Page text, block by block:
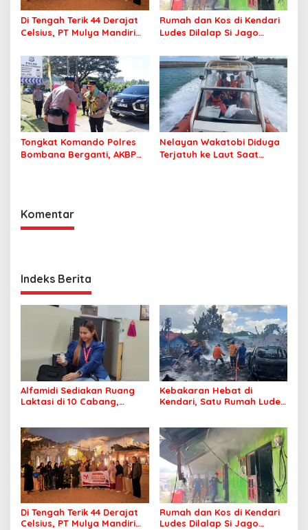
Di Tengah Terik 44 Derajat
Celsius, PT Mulya Mandiri
Jamaah Tetap Sehat dan
Nyaman Beribadah
Rumah dan Kos di Kendari
Ludes Dilalap Si Jago
Tongkat Komando Polres
Bombana Berganti, AKBP
Nelayan Wakatobi Diduga
Terjatuh ke Laut Saat
Komentar
Indeks Berita
Alfamidi Sediakan Ruang
Laktasi di 10 Cabang,
Kebakaran Hebat di
Kendari, Satu Rumah Ludes
Di Tengah Terik 44 Derajat
Celsius, PT Mulya Mandiri
Rumah dan Kos di Kendari
Ludes Dilalap Si Jago